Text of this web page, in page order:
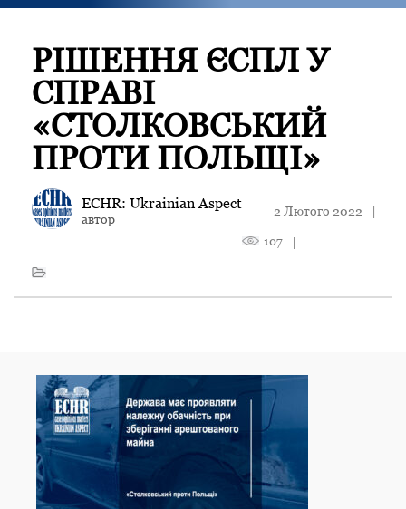
РІШЕННЯ ЄСПЛ У
СПРАВІ
«СТОЛКОВСЬКИЙ
ПРОТИ ПОЛЬЩІ»
ECHR: Ukrainian Aspect
автор
2 Лютого 2022 |
107 |